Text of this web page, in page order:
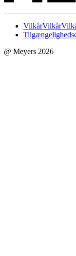
VilkårVilkår
@ Meyers 2026